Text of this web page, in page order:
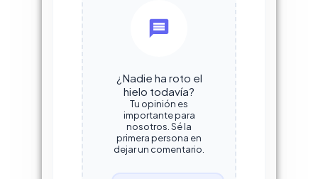
¿Nadie ha roto el
hielo todavía?
Tu opinión es
importante para
nosotros. Sé la
primera persona en
dejar un comentario.